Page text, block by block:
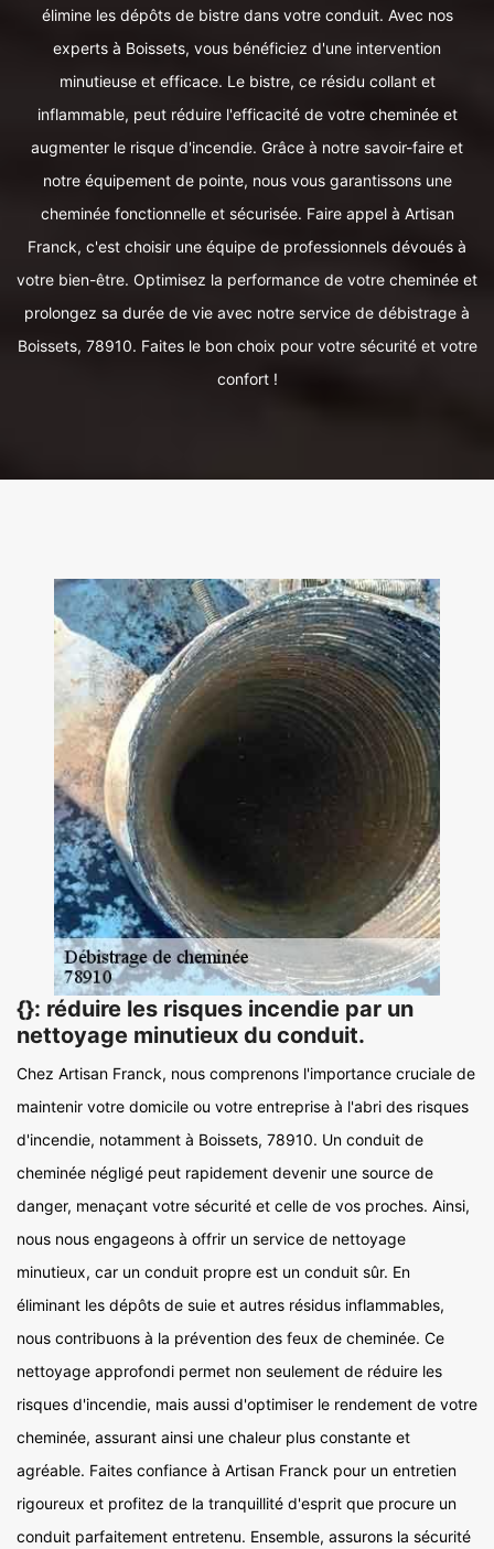
élimine les dépôts de bistre dans votre conduit. Avec nos
experts à Boissets, vous bénéficiez d'une intervention
minutieuse et efficace. Le bistre, ce résidu collant et
inflammable, peut réduire l'efficacité de votre cheminée et
augmenter le risque d'incendie. Grâce à notre savoir-faire et
notre équipement de pointe, nous vous garantissons une
cheminée fonctionnelle et sécurisée. Faire appel à Artisan
Franck, c'est choisir une équipe de professionnels dévoués à
votre bien-être. Optimisez la performance de votre cheminée et
prolongez sa durée de vie avec notre service de débistrage à
Boissets, 78910. Faites le bon choix pour votre sécurité et votre
confort !
{}: réduire les risques incendie par un
nettoyage minutieux du conduit.
Chez Artisan Franck, nous comprenons l'importance cruciale de
maintenir votre domicile ou votre entreprise à l'abri des risques
d'incendie, notamment à Boissets, 78910. Un conduit de
cheminée négligé peut rapidement devenir une source de
danger, menaçant votre sécurité et celle de vos proches. Ainsi,
nous nous engageons à offrir un service de nettoyage
minutieux, car un conduit propre est un conduit sûr. En
éliminant les dépôts de suie et autres résidus inflammables,
nous contribuons à la prévention des feux de cheminée. Ce
nettoyage approfondi permet non seulement de réduire les
risques d'incendie, mais aussi d'optimiser le rendement de votre
cheminée, assurant ainsi une chaleur plus constante et
agréable. Faites confiance à Artisan Franck pour un entretien
rigoureux et profitez de la tranquillité d'esprit que procure un
conduit parfaitement entretenu. Ensemble, assurons la sécurité